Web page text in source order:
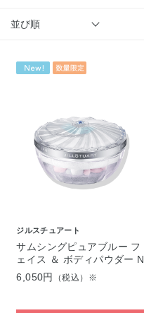
並び順
ジルスチュアート
サムシングピュアブルー フ
ェイス ＆ ボディパウダー N
6,050円
（税込）※